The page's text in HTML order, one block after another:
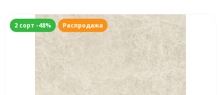
2 сорт -48% Распродажа